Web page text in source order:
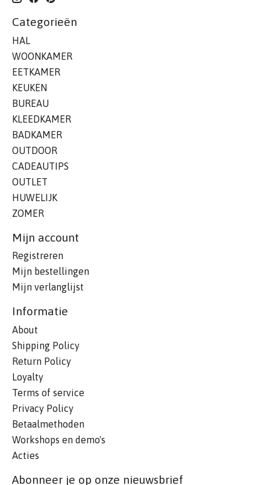
Categorieën
HAL
WOONKAMER
EETKAMER
KEUKEN
BUREAU
KLEEDKAMER
BADKAMER
OUTDOOR
CADEAUTIPS
OUTLET
HUWELIJK
ZOMER
Mijn account
Registreren
Mijn bestellingen
Mijn verlanglijst
Informatie
About
Shipping Policy
Return Policy
Loyalty
Terms of service
Privacy Policy
Betaalmethoden
Workshops en demo's
Acties
Abonneer je op onze nieuwsbrief